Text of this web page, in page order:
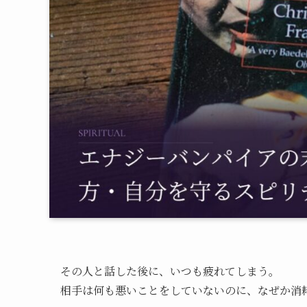
その人と話した後に、いつも疲れてしまう。
相手は何も悪いことをしていないのに、なぜか消